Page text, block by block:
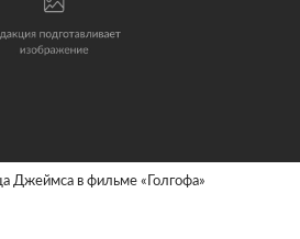
Джеймса в фильме «Голгофа»